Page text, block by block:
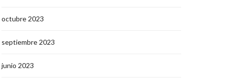
octubre 2023
septiembre 2023
junio 2023